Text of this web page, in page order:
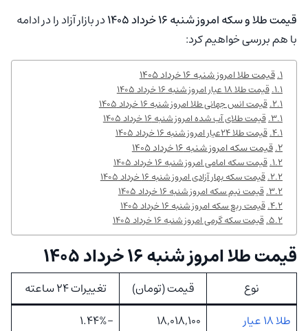
قیمت طلا و سکه امروز شنبه ۱۶ خرداد ۱۴۰۵
در بازار آزاد را در ادامه
با هم بررسی خواهیم کرد:
قیمت طلا امروز شنبه ۱۶ خرداد ۱۴۰۵
قیمت طلا ۱۸ عیار امروز شنبه ۱۶ خرداد ۱۴۰۵
قیمت انس جهانی طلا امروز شنبه ۱۶ خرداد ۱۴۰۵
قیمت طلای آب شده امروز شنبه ۱۶ خرداد ۱۴۰۵
قیمت طلا ۲۴عیار امروز شنبه ۱۶ خرداد ۱۴۰۵
قیمت سکه امروز شنبه ۱۶ خرداد ۱۴۰۵
قیمت سکه امامی امروز شنبه ۱۶ خرداد ۱۴۰۵
قیمت سکه بهار آزادی امروز شنبه ۱۶ خرداد ۱۴۰۵
قیمت نیم سکه امروز شنبه ۱۶ خرداد ۱۴۰۵
قیمت ربع سکه امروز شنبه ۱۶ خرداد ۱۴۰۵
قیمت سکه گرمی امروز شنبه ۱۶ خرداد ۱۴۰۵
قیمت طلا امروز شنبه ۱۶ خرداد ۱۴۰۵
نوع قیمت (تومان)
تغییرات 24 ساعته
طلا 18 عیار
18,018,100
-1.44%